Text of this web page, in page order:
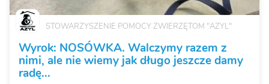
STOWARZYSZENIE POMOCY ZWIERZĘTOM "AZYL"
Wyrok: NOSÓWKA. Walczymy razem z
nimi, ale nie wiemy jak długo jeszcze damy
radę...